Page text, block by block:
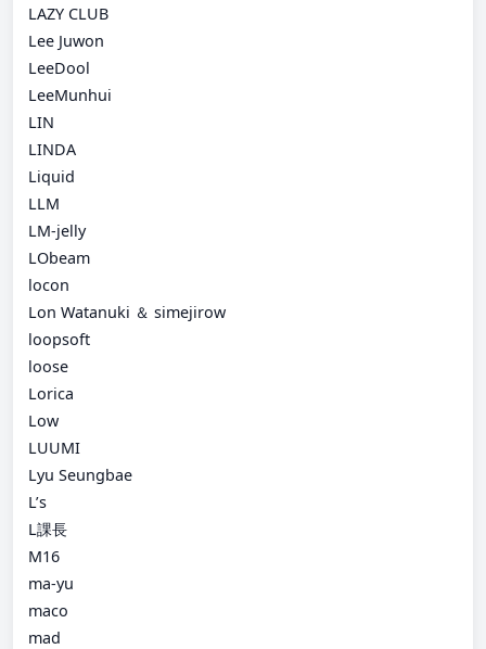
LAZY CLUB
Lee Juwon
LeeDool
LeeMunhui
LIN
LINDA
Liquid
LLM
LM-jelly
LObeam
locon
Lon Watanuki ＆ simejirow
loopsoft
loose
Lorica
Low
LUUMI
Lyu Seungbae
L’s
L課長
M16
ma-yu
maco
mad